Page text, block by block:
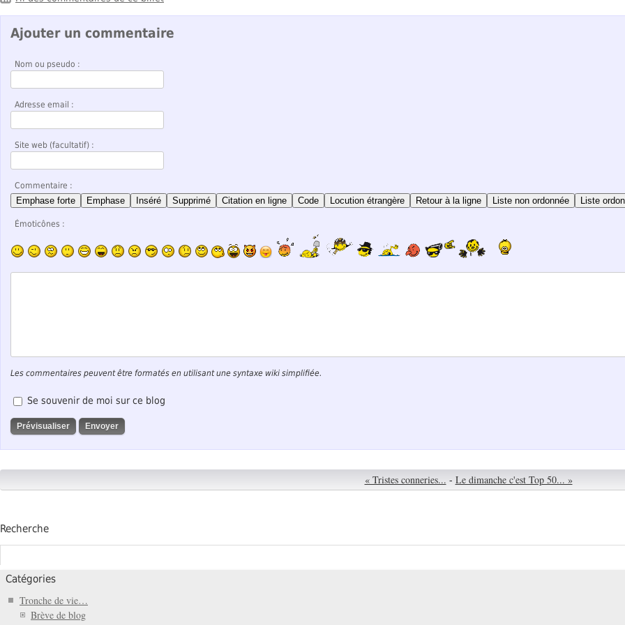
Ajouter un commentaire
Nom ou pseudo :
Adresse email :
Site web (facultatif) :
Commentaire :
Emphase forte Emphase Inséré Supprimé Citation en ligne Code Locution étrangère Retour à la ligne Liste non ordonnée Liste
Émoticônes :
Les commentaires peuvent être formatés en utilisant une syntaxe wiki simplifiée.
Se souvenir de moi sur ce blog
« Tristes conneries... - Le dimanche c'est Top 50... »
Recherche
Catégories
Tronche de vie…
Brève de blog